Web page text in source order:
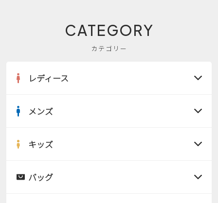
CATEGORY
カテゴリー
レディース
サンダル
メンズ
サンダル
キッズ
バッグ